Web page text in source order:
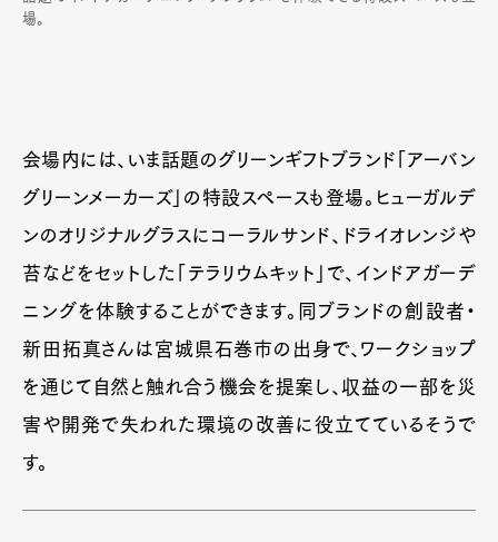
場。
会場内には、いま話題のグリーンギフトブランド「アーバン
グリーンメーカーズ」の特設スペースも登場。ヒューガルデ
ンのオリジナルグラスにコーラルサンド、ドライオレンジや
苔などをセットした「テラリウムキット」で、インドアガーデ
ニングを体験することができます。同ブランドの創設者・
新田拓真さんは宮城県石巻市の出身で、ワークショップ
を通じて自然と触れ合う機会を提案し、収益の一部を災
害や開発で失われた環境の改善に役立てているそうで
す。